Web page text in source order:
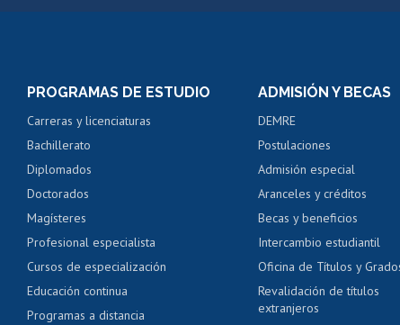
Consulta y certificado
Servicio médico y
Pago de arancel y
Pago de arancel y
Certificado de títulos
PROGRAMAS DE ESTUDIO
Carreras y licenciaturas
Bachillerato
Diplomados
Doctorados
Magísteres
Profesional especialista
Cursos de especialización
Educación continua
Programas a distancia
ADMISIÓN Y BECAS
DEMRE
Postulaciones
Admisión especial
Aranceles y créditos
Becas y beneficios
Intercambio estudiantil
Oficina de Títulos y
Revalidación de títulos
extranjeros